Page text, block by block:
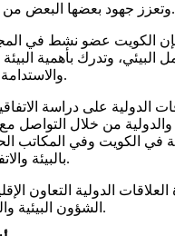
وتعزز جهود بعضها البعض من أجل حماية البيئة.
الكويت عضو نشط في
البيئي، وتدرك بأهمية
والاستدامة ومستقبل صحي.
الدولية على دراسة
والدولية من خلال التواصل
في الكويت وفي المكاتب
بالبيئة والاتفاقيات التابعة لها.
العلاقات الدولية التعاون
الشؤون البيئية والتنمية المستدامة.